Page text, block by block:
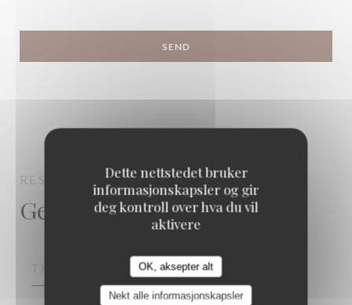
Dette nettstedet bruker
informasjonskapsler og gir
deg kontroll over hva du vil
aktivere
OK, aksepter alt
Nekt alle informasjonskapsler
RESTAURANT VUE SUR GINDOUGINDOU
Generell informasjon
TJENESTER